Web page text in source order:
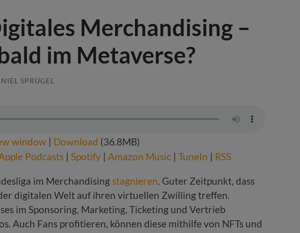
Merchandising –
im Metaverse?
SPRÜGEL
window | Download (36.8MB)
Podcasts | Spotify | Amazon Music | TuneIn | RSS
im Merchandisingstagnieren. Guter Zeitpunkt, dass
digitalen Welt auf ihren virtuellen Zwilling treffen.
im Sponsoring, Marketing, Ticketing und Vertrieb
Auch Fans profitieren, können diese mithilfe von NFTs und